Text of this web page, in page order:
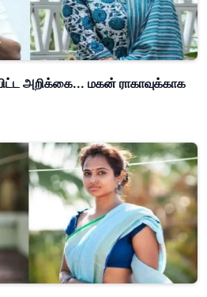
அறிக்கை... மகன் ராகாவுக்காக